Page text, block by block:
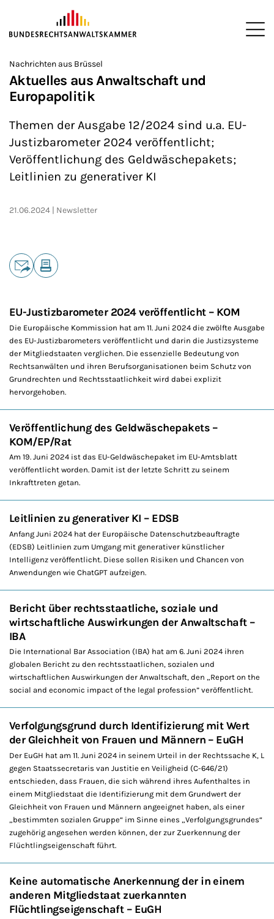
ZUM HAUPTINHALT SPRINGEN
Sie befinden sich hier:
>
Startseite
>
Newsroom
Nachrichten aus Brüssel
Aktuelles aus Anwaltschaft und
Europapolitik
Themen der Ausgabe 12/2024 sind u.a. EU-
Justizbarometer 2024 veröffentlicht;
Veröffentlichung des Geldwäschepakets;
Leitlinien zu generativer KI
21.06.2024 Newsletter
Teilen
EU-Justizbarometer 2024 veröffentlicht – KOM
Die Europäische Kommission hat am 11. Juni 2024 die zwölfte Ausgabe
des EU-Justizbarometers veröffentlicht und darin die Justizsysteme
der Mitgliedstaaten verglichen. Die essenzielle Bedeutung von
Rechtsanwälten und ihren Berufsorganisationen beim Schutz von
Grundrechten und Rechtsstaatlichkeit wird dabei explizit
hervorgehoben.
Veröffentlichung des Geldwäschepakets –
KOM/EP/Rat
Am 19. Juni 2024 ist das EU-Geldwäschepaket im EU-Amtsblatt
veröffentlicht worden. Damit ist der letzte Schritt zu seinem
Inkrafttreten getan.
Leitlinien zu generativer KI – EDSB
Anfang Juni 2024 hat der Europäische Datenschutzbeauftragte
(EDSB) Leitlinien zum Umgang mit generativer künstlicher
Intelligenz veröffentlicht. Diese sollen Risiken und Chancen von
Anwendungen wie ChatGPT aufzeigen.
Bericht über rechtsstaatliche, soziale und
wirtschaftliche Auswirkungen der Anwaltschaft –
IBA
Die International Bar Association (IBA) hat am 6. Juni 2024 ihren
globalen Bericht zu den rechtsstaatlichen, sozialen und
wirtschaftlichen Auswirkungen der Anwaltschaft, den „Report on the
social and economic impact of the legal profession” veröffentlicht.
Verfolgungsgrund durch Identifizierung mit Wert
der Gleichheit von Frauen und Männern – EuGH
Der EuGH hat am 11. Juni 2024 in seinem Urteil in der Rechtssache K, L
gegen Staatssecretaris van Justitie en Veiligheid (C-646/21)
entschieden, dass Frauen, die sich während ihres Aufenthaltes in
einem Mitgliedstaat die Identifizierung mit dem Grundwert der
Gleichheit von Frauen und Männern angeeignet haben, als einer
„bestimmten sozialen Gruppe“ im Sinne eines „Verfolgungsgrundes“
zugehörig angesehen werden können, der zur Zuerkennung der
Flüchtlingseigenschaft führt.
Keine automatische Anerkennung der in einem
anderen Mitgliedstaat zuerkannten
Flüchtlingseigenschaft – EuGH